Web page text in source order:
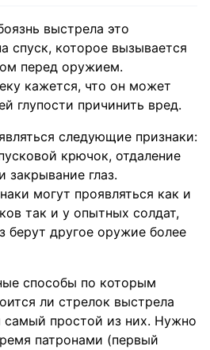
выстрела это
спуск, которое вызывается
перед оружием.
кажется, что он может
глупости причинить вред.
следующие признаки:
крючок, отдаление
закрывание глаз.
могут проявляться как и
так и у опытных солдат,
берут другое оружие более
способы по которым
ли стрелок выстрела
самый простой из них. Нужно
патронами (первый